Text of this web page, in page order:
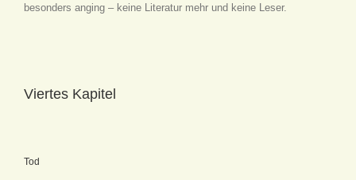
besonders anging – keine Literatur mehr und keine Leser.
Viertes Kapitel
Tod